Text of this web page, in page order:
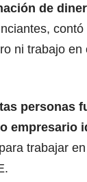
de
ni trabajo en
personas
empresario
para trabajar